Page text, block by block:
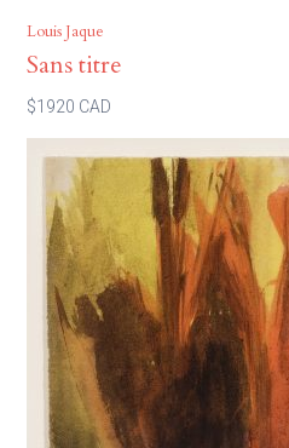
Louis Jaque
Sans titre
$1920 CAD